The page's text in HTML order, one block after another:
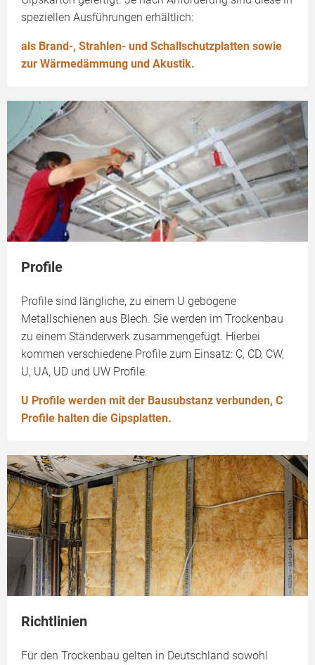
speziellen Ausführungen erhältlich:
als Brand-, Strahlen- und Schallschutzplatten sowie
zur Wärmedämmung und Akustik.
Profile
Profile sind längliche, zu einem U gebogene
Metallschienen aus Blech. Sie werden im Trockenbau
zu einem Ständerwerk zusammengefügt. Hierbei
kommen verschiedene Profile zum Einsatz: C, CD, CW,
U, UA, UD und UW Profile.
U Profile werden mit der Bausubstanz verbunden, C
Profile halten die Gipsplatten.
Richtlinien
Für den Trockenbau gelten in Deutschland sowohl